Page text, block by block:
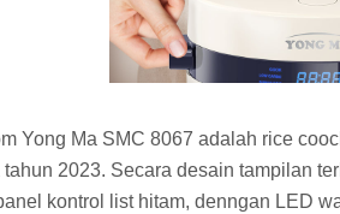
Yong Ma SMC 8067 adalah rice
tahun 2023. Secara desain tampilan
kontrol list hitam, denngan LED